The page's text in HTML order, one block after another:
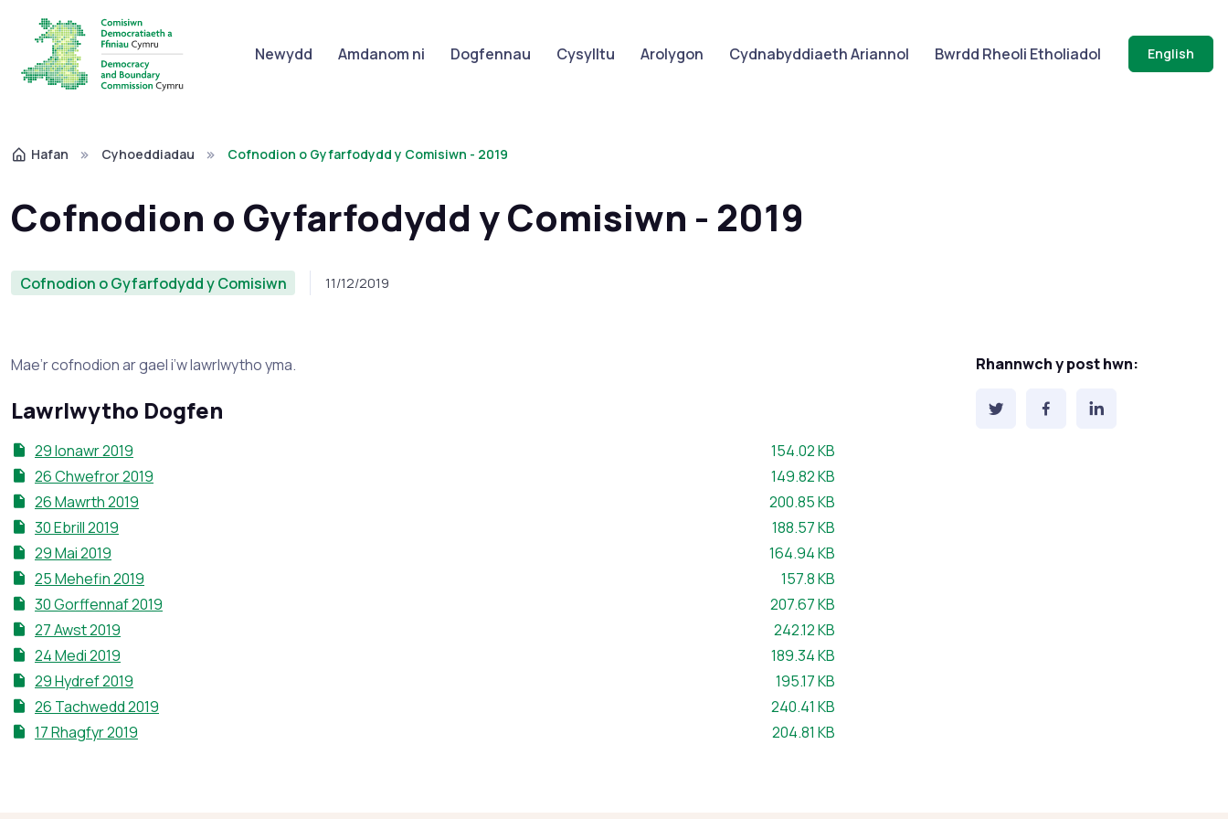
Newydd Amdanom ni Dogfennau Cysylltu Arolygon Cydnabyddiaeth Ariannol Bwrdd Rheoli Etholiadol English
Hafan Cyhoeddiadau Cofnodion o Gyfarfodydd y Comisiwn - 2019
Cofnodion o Gyfarfodydd y Comisiwn - 2019
Cofnodion o Gyfarfodydd y Comisiwn 11/12/2019
Mae’r cofnodion ar gael i’w lawrlwytho yma.
Lawrlwytho Dogfen
29 Ionawr 2019 Maint ffeil:
154.02 KB
26 Chwefror 2019
Maint ffeil:
149.82 KB
26 Mawrth 2019
Maint ffeil:
200.85 KB
30 Ebrill 2019
Maint ffeil:
188.57 KB
29 Mai 2019
Maint ffeil:
164.94 KB
25 Mehefin 2019
Maint ffeil:
157.8 KB
30 Gorffennaf 2019
Maint ffeil:
207.67 KB
27 Awst 2019
Maint ffeil:
242.12 KB
24 Medi 2019
Maint ffeil:
189.34 KB
29 Hydref 2019
Maint ffeil:
195.17 KB
26 Tachwedd 2019
Maint ffeil:
240.41 KB
17 Rhagfyr 2019
Maint ffeil:
204.81 KB
Rhannwch y post hwn: